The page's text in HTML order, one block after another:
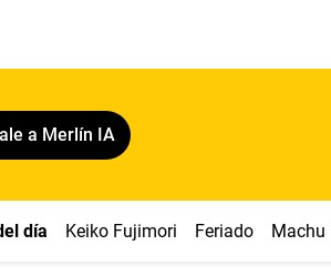
a Merlín IA
día Keiko Fujimori Feriado Machu